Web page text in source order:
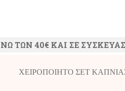
40€ ΚΑΙ ΣΕ
ΧΕΙΡΟΠΟΙΗΤΟ ΣΕΤ